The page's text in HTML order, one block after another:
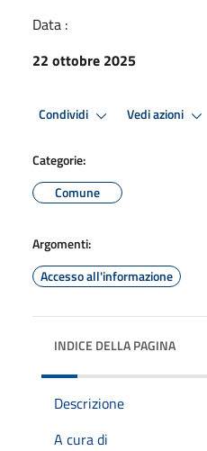
Data :
22 ottobre 2025
Condividi Vedi azioni
Categorie:
Comune
Argomenti:
Accesso all'informazione
INDICE DELLA PAGINA
Descrizione
A cura di